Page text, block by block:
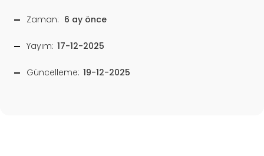
Zaman: 6 ay önce
Yayım: 17-12-2025
Güncelleme: 19-12-2025